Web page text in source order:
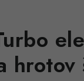
hrotov